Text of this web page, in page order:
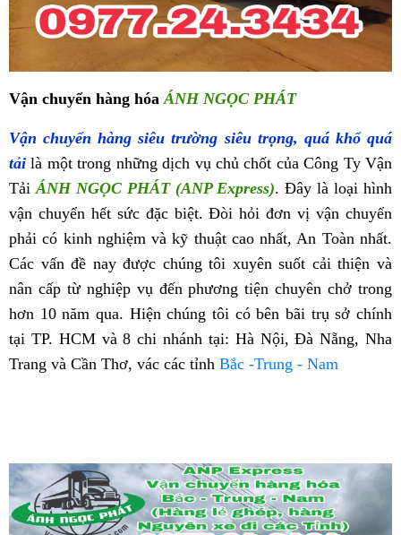
Vận chuyển hàng hóa ÁNH NGỌC PHÁT
Vận chuyển hàng siêu trường siêu trọng, quá khổ quá
tải là một trong những dịch vụ chủ chốt của Công Ty Vận
Tải ÁNH NGỌC PHÁT (ANP Express). Đây là loại hình
vận chuyển hết sức đặc biệt. Đòi hỏi đơn vị vận chuyển
phải có kinh nghiệm và kỹ thuật cao nhất, An Toàn nhất.
Các vấn đề nay được chúng tôi xuyên suốt cải thiện và
nân cấp từ nghiệp vụ đến phương tiện chuyên chở trong
hơn 10 năm qua. Hiện chúng tôi có bên bãi trụ sở chính
tại TP. HCM và 8 chi nhánh tại: Hà Nội, Đà Nẵng, Nha
Trang và Cần Thơ, vác các tỉnh Bắc -Trung - Nam